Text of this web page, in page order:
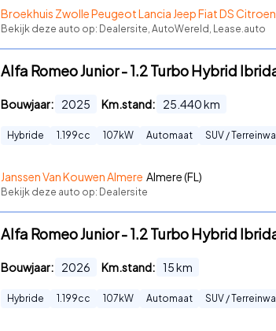
Broekhuis Zwolle Peugeot Lancia Jeep Fiat DS
Bekijk deze auto op: Dealersite, AutoWereld, Lease.auto
Alfa Romeo Junior - 1.2 Turbo Hybrid
Bouwjaar: 2025 Km.stand: 25.440km
Hybride 1.199cc 107 kW Automaat SUV /
Janssen Van Kouwen Almere Almere (FL)
Bekijk deze auto op: Dealersite
Alfa Romeo Junior - 1.2 Turbo Hybrid
Bouwjaar: 2026 Km.stand: 15km
Hybride 1.199cc 107 kW Automaat SUV /